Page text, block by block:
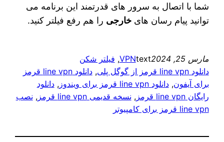
شما با اتصال به سرور های قدرتمند این برنامه می‌
توانید پیام رسان‌ هایخارجی را هم رفع فیلتر کنید.
مارس 25, 2024 text
VPN
, فیلتر شکن
دانلود line vpn قرمز از گوگل پلی
,
دانلود line vpn قرمز
برای آیفون, دانلود line vpn قرمز برای ویندوز , دانلود
رایگان line vpn قرمز
, نسخه قدیمی line vpn قرمز , نصب
line vpn قرمز برای کامپیوتر